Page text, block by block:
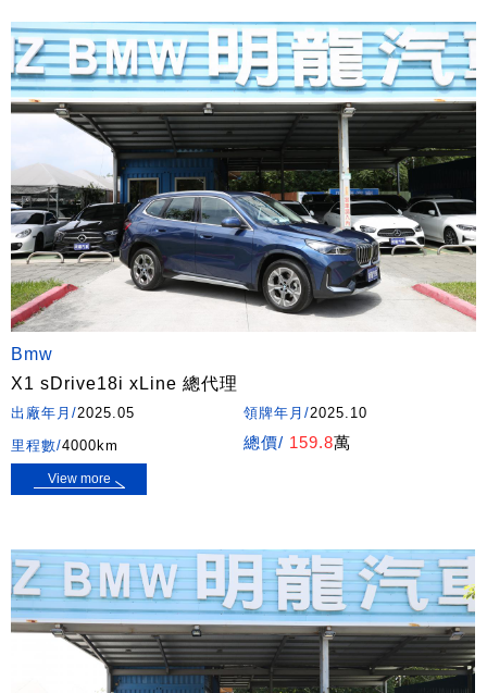
Bmw
X1 sDrive18i xLine 總代理
出廠年月/2025.05 領牌年月/2025.10
里程數/4000km 總價/ 159.8萬
View more